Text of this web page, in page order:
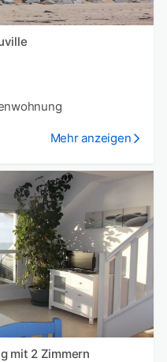
Mehr anzeigen
mit 2 Zimmern